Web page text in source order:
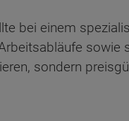
bei einem
sondern